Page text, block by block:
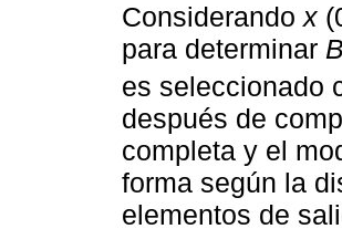
Considerando x
para determinar B
es seleccionado
después de
completa y el
forma según la
elementos de